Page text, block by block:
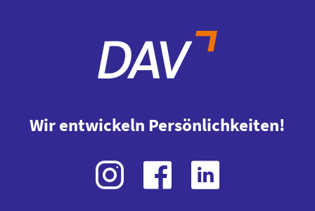
Wir entwickeln Persönlichkeiten!